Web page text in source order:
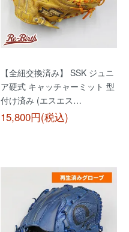
【全紐交換済み】 SSK ジュニ
ア硬式 キャッチャーミット 型
付け済み (エスエス…
15,800円(税込)